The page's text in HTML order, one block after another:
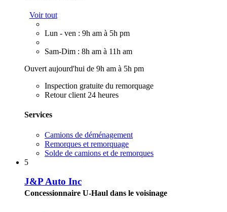
Voir tout
Lun - ven : 9h am à 5h pm
Sam-Dim : 8h am à 11h am
Ouvert aujourd'hui de 9h am à 5h pm
Inspection gratuite du remorquage
Retour client 24 heures
Services
Camions de déménagement
Remorques et remorquage
Solde de camions et de remorques
5
J&P Auto Inc
Concessionnaire U-Haul dans le voisinage